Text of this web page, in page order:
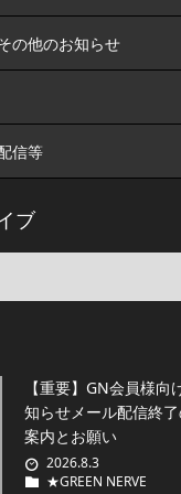
の他のお知らせ
信等
ブ
【重要】GN会員様向
知らせメール配信終
案内とお願い
2026.8.3
★GREEN NERVE